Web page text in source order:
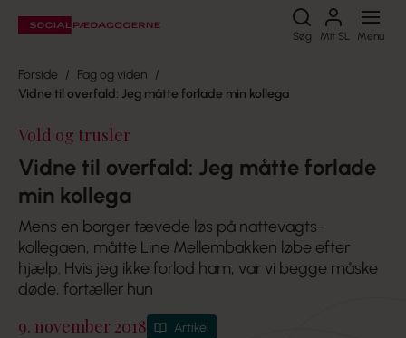
Søg Mit SL Menu
Søg
Forside
Fag og viden
Vidne til overfald: Jeg måtte forlade min kollega
Vold og trusler
Vidne til overfald: Jeg måtte forlade
min kollega
Mens en borger tævede løs på nattevagts-
kollegaen, måtte Line Mellembakken løbe efter
hjælp. Hvis jeg ikke forlod ham, var vi begge måske
døde, fortæller hun
9. november 2018 Artikel